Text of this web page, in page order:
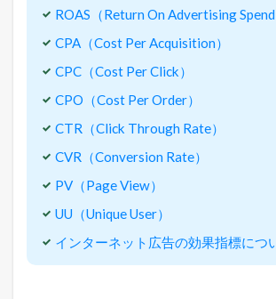
R
e
t
r
O
A
d
e
t
s
i
ROAS（Return On Advertising Spend
CPA（Cost Per Acquisition）
CPC（Cost Per Click）
CPO（Cost Per Order）
CTR（Click Through Rate）
CVR（Conversion Rate）
PV（Page View）
UU（Unique User）
インターネット広告の効果指標につ